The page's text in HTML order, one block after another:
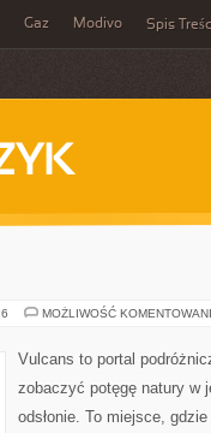
Gaz Modivo Spis
MOŻLIWOŚĆ
Vulcans to portal
zobaczyć potęgę natury w
odsłonie. To miejsce,